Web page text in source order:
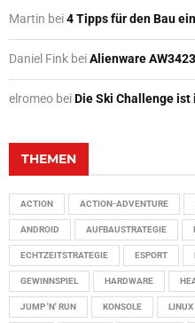
Martin bei4 Tipps für den Bau
Daniel Fink beiAlienware
elromeo beiDie Ski Challenge ist
THEMEN
ACTION ACTION-ADVENTURE
ANDROID AUFBAUSTRATEGIE
ECHTZEITSTRATEGIE ESPORT
GEWINNSPIEL HARDWARE
JUMP 'N' RUN KONSOLE LINUX